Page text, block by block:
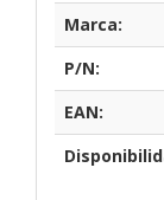
Marca:
P/N:
EAN: